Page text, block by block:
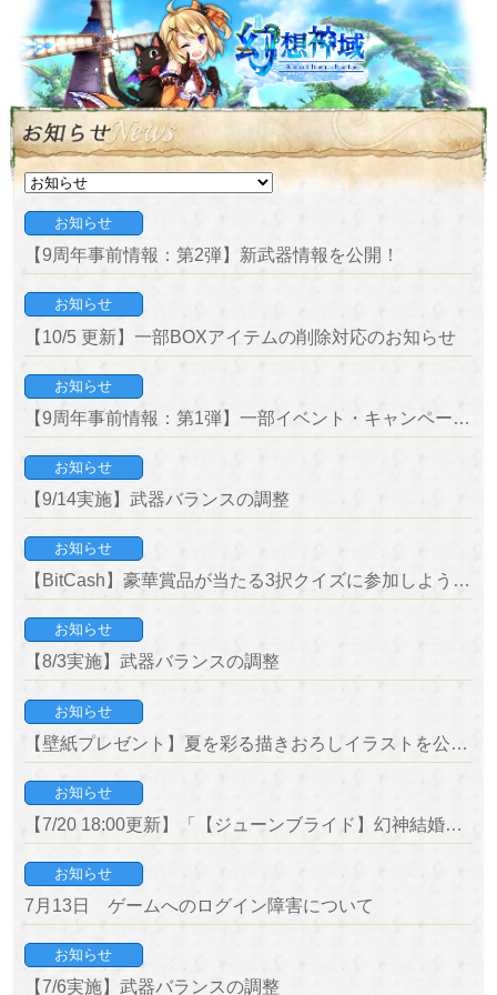
お知らせ
【9周年事前情報：第2弾】新武器情報を公開！
お知らせ
【10/5 更新】一部BOXアイテムの削除対応のお知らせ
お知らせ
【9周年事前情報：第1弾】一部イベント・キャンペーン情報を公開！
お知らせ
【9/14実施】武器バランスの調整
お知らせ
【BitCash】豪華賞品が当たる3択クイズに参加しよう！25周年記念キャンペーン開催中！
お知らせ
【8/3実施】武器バランスの調整
お知らせ
【壁紙プレゼント】夏を彩る描きおろしイラストを公開！
お知らせ
【7/20 18:00更新】「【ジューンブライド】幻神結婚キャンペーン」の報酬が正常に配布されていない問題について
お知らせ
7月13日 ゲームへのログイン障害について
お知らせ
【7/6実施】武器バランスの調整